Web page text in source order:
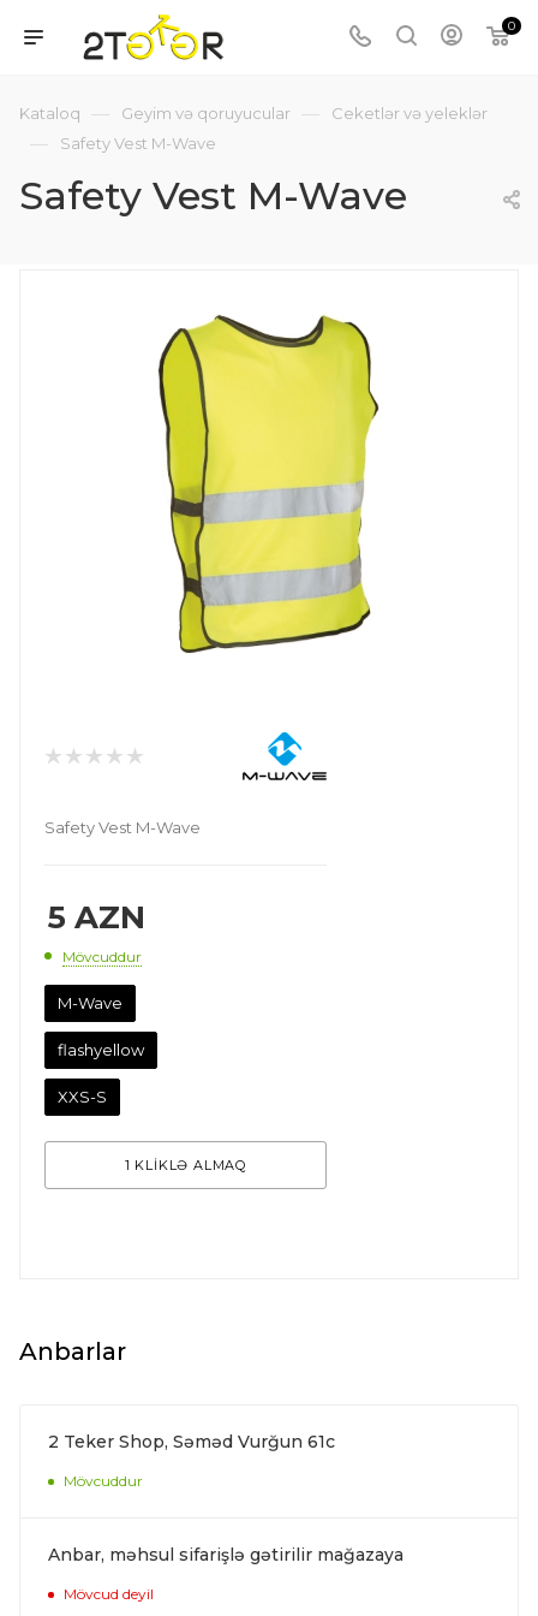
0
Kataloq — Geyim və qoruyucular — Ceketlər və yeleklər
— Safety Vest M-Wave
Safety Vest M-Wave
Safety Vest M-Wave
5 AZN
Mövcuddur
M-Wave
flashyellow
XXS-S
1 KLİKLƏ ALMAQ
Anbarlar
2 Teker Shop, Səməd Vurğun 61c
Mövcuddur
Anbar, məhsul sifarişlə gətirilir mağazaya
Mövcud deyil